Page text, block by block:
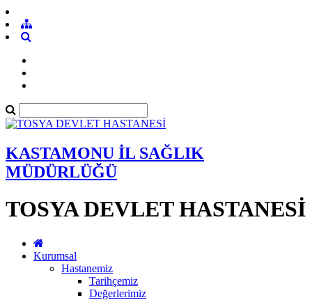
KASTAMONU İL SAĞLIK
MÜDÜRLÜĞÜ
TOSYA DEVLET HASTANESİ
Kurumsal
Hastanemiz
Tarihçemiz
Değerlerimiz